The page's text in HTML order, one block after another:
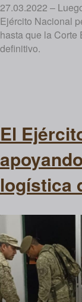
27.03.2022 –
Ejército Nacional
hasta que la Corte
definitivo.
El
logística